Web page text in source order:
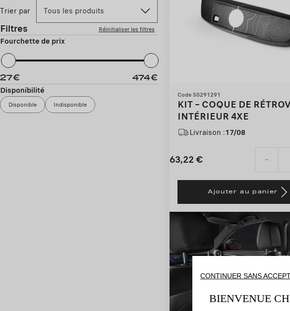
Trier par Tous les produits
Filtres Réinitialiser les filtres
Fourchette de prix
27€ 474€
Disponibilité
Disponible Indisponible
Code 50291291
KIT – COQUE DE
INTÉRIEUR 4XE
Livraison :17/08
63,22 €
Price
63,22
€
-
Quantity
to:
1
Ajouter au panier
CONTINUER SANS
BIENVENUE